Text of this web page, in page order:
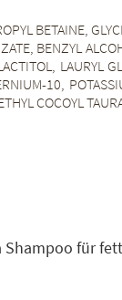
BETAINE,
BENZYL
10,
COCOYL
für